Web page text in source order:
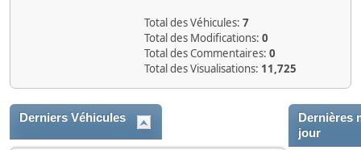
Total des Véhicules: 7
Total des Modifications: 0
Total des Commentaires: 0
Total des Visualisations: 11,725
Derniers Véhicules
Dernières
jour